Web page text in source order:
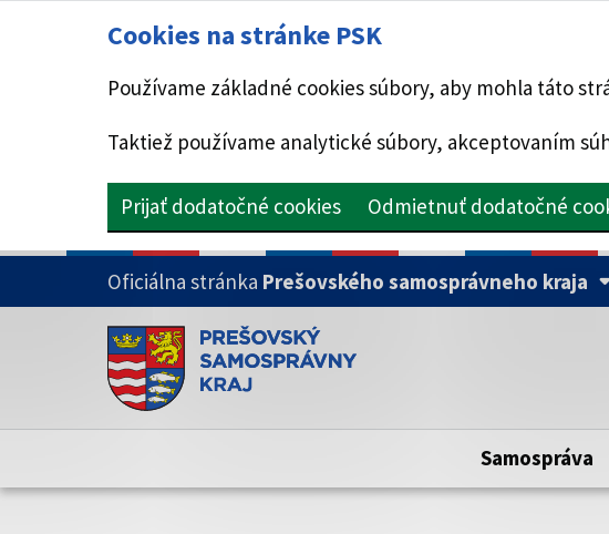
Cookies na stránke PSK
Používame základné cookies súbory, aby mohla táto
Taktiež používame analytické súbory, akceptovaním
Prijať dodatočné cookies Odmietnuť dodatočné
PRESKOČIŤ NA HLAVNÝ OBSAH
Oficiálna stránka Prešovského samosprávneho kraja
Doména psk.sk je oficiálna
Toto je oficiálna webová stránka Prešovského
Samospráva